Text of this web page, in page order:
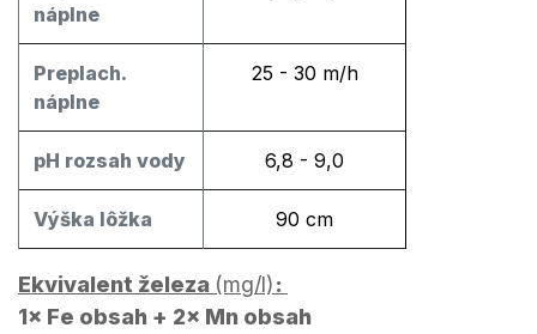
náplne
Preplach.
náplne
25 - 30 m/h
pH rozsah vody 6,8 - 9,0
​Výška lôžka 90 cm
Ekvivalent železa (mg/l):
1× Fe obsah + 2× Mn obsah